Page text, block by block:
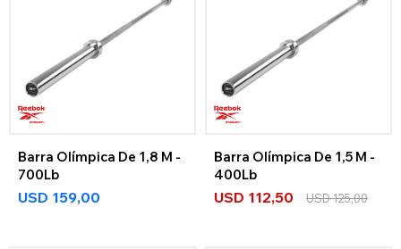
Barra Olímpica De 1,8 M -
700Lb
USD 159,00
Barra Olímpica De 1,5 M -
400Lb
USD 112,50 USD125,00